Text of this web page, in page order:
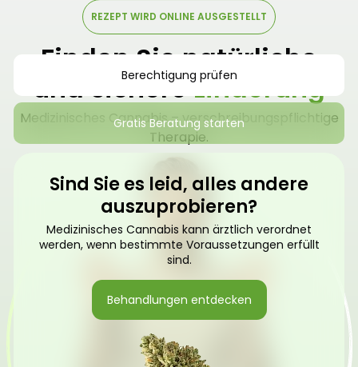
REZEPT WIRD ONLINE AUSGESTELLT
Finden Sie natürliche
und sichereLinderung
Medizinisches Cannabis – verschreibungspflichtige
Therapie.
Berechtigung prüfen
Gratis Beratung starten
Sind Sie es leid, alles andere
auszuprobieren?
Medizinisches Cannabis kann ärztlich verordnet
werden, wenn bestimmte Voraussetzungen erfüllt
sind.
Behandlungen entdecken